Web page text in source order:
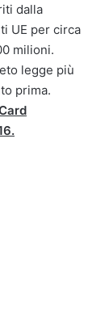
dalla
UE per circa
milioni.
legge più
prima.